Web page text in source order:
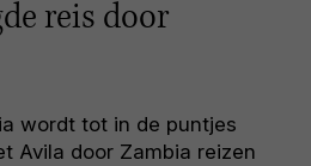
reis door
wordt tot in de puntjes
Avila door Zambia reizen